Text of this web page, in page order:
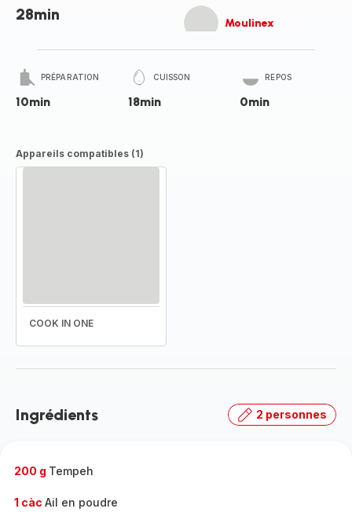
28min Moulinex
PRÉPARATION
10min
CUISSON
18min
REPOS
0min
Appareils compatibles (1)
COOK IN ONE
Ingrédients 2 personnes
200 g Tempeh
1 càc Ail en poudre